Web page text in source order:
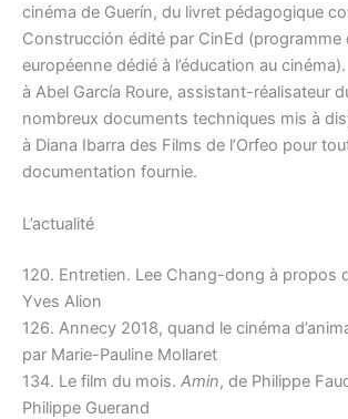
cinéma de Guerín, du livret pédagogique
Construcción édité par CinEd (programme
européenne dédié à l’éducation au cinéma).
à Abel García Roure, assistant-réalisateur
nombreux documents techniques mis à
à Diana Ibarra des Films de l’Orfeo pour
documentation fournie.
L’actualité
120. Entretien. Lee Chang-dong à propos
Yves Alion
126. Annecy 2018, quand le cinéma
par Marie-Pauline Mollaret
134. Le film du mois. Amin, de Philippe
Philippe Guerand